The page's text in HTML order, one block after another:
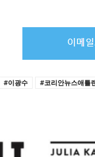
#이광수 #코리안뉴스애틀